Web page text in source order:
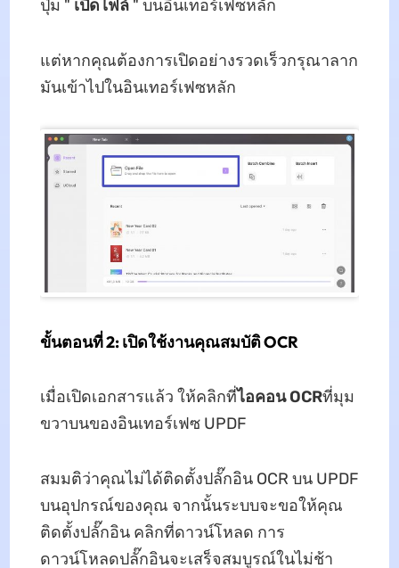
ปุ่ม " เปิดไฟล์" บนอินเทอร์เฟซหลัก
แต่หากคุณต้องการเปิดอย่างรวดเร็วกรุณาลาก
มันเข้าไปในอินเทอร์เฟซหลัก
ขั้นตอนที่ 2: เปิดใช้งานคุณสมบัติ OCR
เมื่อเปิดเอกสารแล้ว ให้คลิกที่ไอคอน OCRที่มุม
ขวาบนของอินเทอร์เฟซ UPDF
สมมติว่าคุณไม่ได้ติดตั้งปลั๊กอิน OCR บน UPDF
บนอุปกรณ์ของคุณ จากนั้นระบบจะขอให้คุณ
ติดตั้งปลั๊กอิน คลิกที่ดาวน์โหลด การ
ดาวน์โหลดปลั๊กอินจะเสร็จสมบูรณ์ในไม่ช้า